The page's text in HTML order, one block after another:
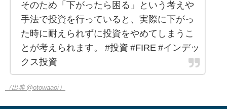
そのため「下がったら困る」という考えや
手法で投資を行っていると、実際に下がっ
た時に耐えられずに投資をやめてしまうこ
とが考えられます。 #投資 #FIRE #インデッ
クス投資
（出典 @otowaaoi）